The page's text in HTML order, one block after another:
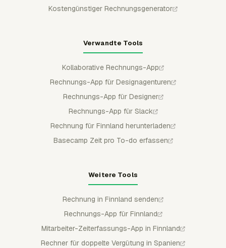
Kostengünstiger Rechnungsgenerator
Verwandte Tools
Kollaborative Rechnungs-App
Rechnungs-App für Designagenturen
Rechnungs-App für Designer
Rechnungs-App für Slack
Rechnung für Finnland herunterladen
Basecamp Zeit pro To-do erfassen
Weitere Tools
Rechnung in Finnland senden
Rechnungs-App für Finnland
Mitarbeiter-Zeiterfassungs-App in Finnland
Rechner für doppelte Vergütung in Spanien